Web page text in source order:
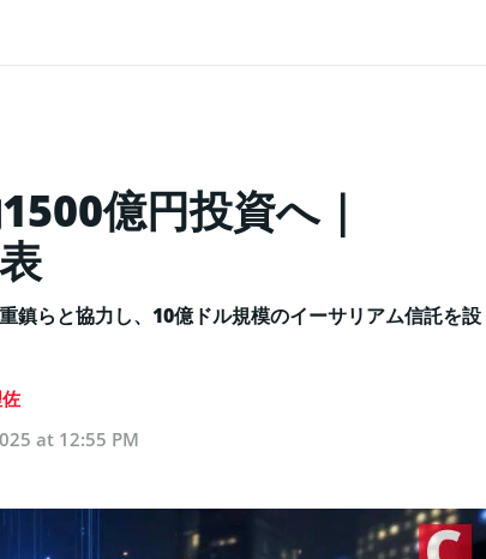
億円投資へ｜
らと協力し、10億ドル規模のイーサリアム信託を設
at 12:55 PM